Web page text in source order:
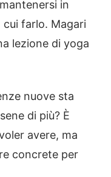
in
farlo. Magari
lezione di yoga
nuove sta
di più? È
avere, ma
concrete per